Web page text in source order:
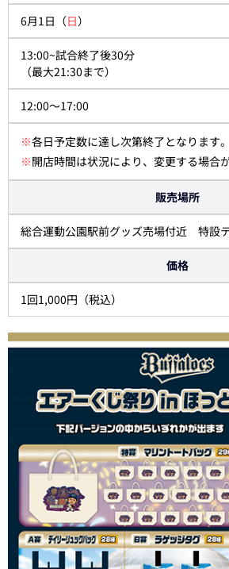
6月1日（日）
13:00~試合終了後30分
（最大21:30まで）
12:00～17:00
※各日予定数に達し次第終了となります。
※開店時間は状況により、変更する場合
販売場所
総合運動公園駅前グッズ売場付近 特設
価格
1回1,000円（税込）